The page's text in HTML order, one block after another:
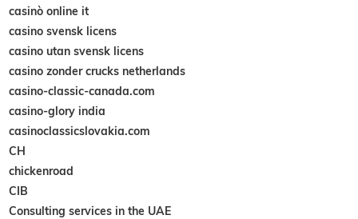
casinò online it
casino svensk licens
casino utan svensk licens
casino zonder crucks netherlands
casino-classic-canada.com
casino-glory india
casinoclassicslovakia.com
CH
chickenroad
CIB
Consulting services in the UAE